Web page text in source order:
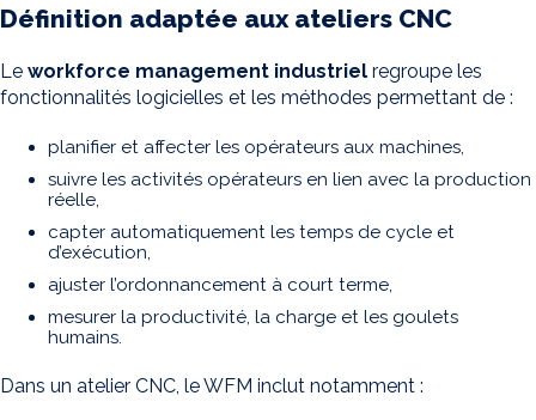
Définition adaptée aux ateliers CNC
Le workforce management industriel regroupe les
fonctionnalités logicielles et les méthodes permettant de :
planifier et affecter les opérateurs aux machines,
suivre les activités opérateurs en lien avec la production
réelle,
capter automatiquement les temps de cycle et
d’exécution,
ajuster l’ordonnancement à court terme,
mesurer la productivité, la charge et les goulets
humains.
Dans un atelier CNC, le WFM inclut notamment :